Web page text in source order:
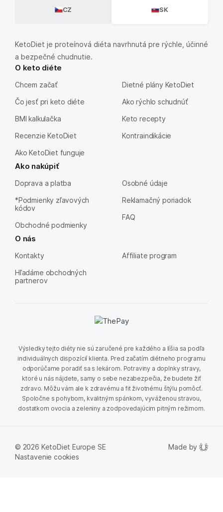
CZ SK
KetoDiet je proteínová diéta navrhnutá pre rýchle, účinné
a bezpečné chudnutie.
O keto diéte
Chcem začať
Čo jesť pri keto diéte
BMI kalkulačka
Recenzie KetoDiet
Ako KetoDiet funguje
Dietné plány KetoDiet
Ako rýchlo schudnúť
Keto recepty
Kontraindikácie
Ako nakúpiť
Doprava a platba
*Podmienky zľavových
kódov
Obchodné podmienky
Osobné údaje
Reklamačný poriadok
FAQ
O nás
Kontakty
Hľadáme obchodných
partnerov
Affiliate program
Výsledky tejto diéty nie sú zaručené pre každého a líšia sa podľa
individuálnych dispozícií klienta. Pred začatím diétneho programu
odporúčame poradiť sa s lekárom. Potraviny a doplnky stravy,
ktoré u nás nájdete, samy o sebe nezabezpečia, že budete žiť
zdravo. Môžu vám ale k zdravému a fit životnému štýlu pomôcť.
Spoločne s pohybom, kvalitným spánkom, vyváženou stravou,
dostatkom ovocia a zeleniny a zodpovedajúcim pitným režimom.
© 2026 KetoDiet Europe SE
Nastavenie cookies
Made by